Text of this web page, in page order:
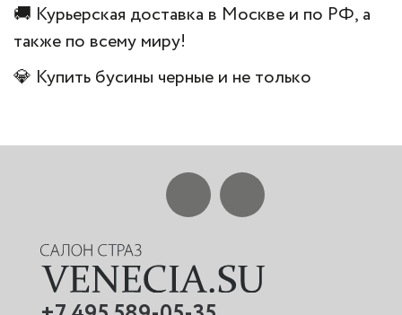
🚚 Курьерская доставка в Москве и по РФ, а
также по всему миру!
💎 Купить бусины черные и не только